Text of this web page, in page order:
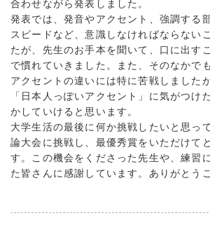
合わせながら発表しました。
発表では、発音やアクセント、強調する
スピードなど、意識しなければならない
たが、先生のお手本を聞いて、口に出す
で慣れていきました。また、そのなかで
アクセントの違いには特に苦戦しました
「日本人っぽいアクセント」に気がつけ
かしていけると思います。
大学生活の最後に何か挑戦したいと思っ
論大会に挑戦し、最優秀賞をいただけて
す。この機会をくださった先生や、練習
た皆さんに感謝しています。ありがとう